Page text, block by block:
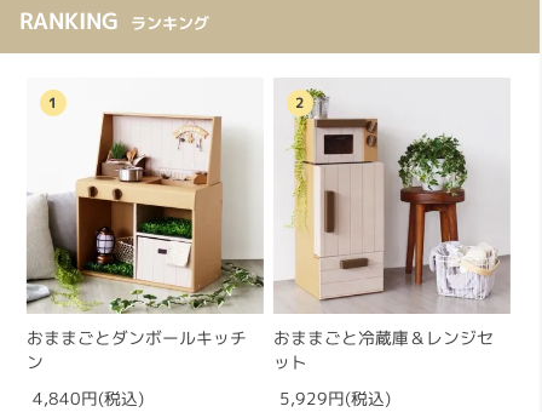
RANKING ランキング
1
おままごとダンボールキッチ
ン
4,840円(税込)
2
おままごと冷蔵庫＆レンジセ
ット
5,929円(税込)